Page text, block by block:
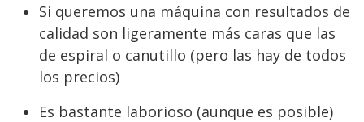
Si queremos una máquina con resultados de
calidad son ligeramente más caras que las
de espiral o canutillo (pero las hay de todos
los precios)
Es bastante laborioso (aunque es posible)